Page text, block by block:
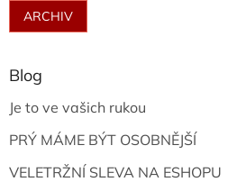
ARCHIV
Blog
Je to ve vašich rukou
PRÝ MÁME BÝT OSOBNĚJŠÍ
VELETRŽNÍ SLEVA NA ESHOPU